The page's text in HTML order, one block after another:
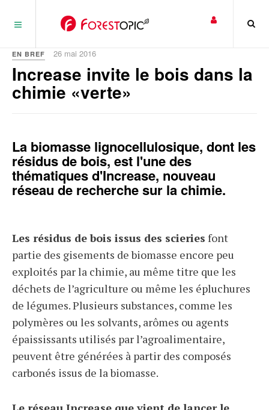
EN BREF 26 mai 2016
Increase invite le bois dans la
chimie «verte»
La biomasse lignocellulosique, dont les
résidus de bois, est l'une des
thématiques d'Increase, nouveau
réseau de recherche sur la chimie.
Les résidus de bois issus des scieries font
partie des gisements de biomasse encore peu
exploités par la chimie, au même titre que les
déchets de l’agriculture ou même les épluchures
de légumes. Plusieurs substances, comme les
polymères ou les solvants, arômes ou agents
épaississants utilisés par l’agroalimentaire,
peuvent être générées à partir des composés
carbonés issus de la biomasse.